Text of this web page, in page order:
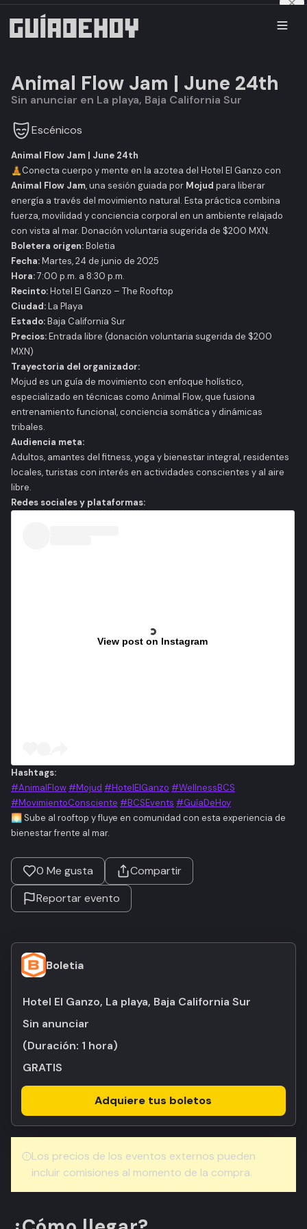
Animal Flow Jam | June 24th
Sin anunciar en La playa, Baja California Sur
Escénicos
Animal Flow Jam | June 24th
🧘‍Conecta cuerpo y mente en la azotea del Hotel El Ganzo con
Animal Flow Jam, una sesión guiada por Mojud para liberar
energía a través del movimiento natural. Esta práctica combina
fuerza, movilidad y conciencia corporal en un ambiente relajado
con vista al mar. Donación voluntaria sugerida de $200 MXN.
Boletera origen:Boletia
Fecha:Martes, 24 de junio de 2025
Hora:7:00 p.m. a 8:30 p.m.
Recinto:Hotel El Ganzo – The Rooftop
Ciudad:La Playa
Estado:Baja California Sur
Precios:Entrada libre (donación voluntaria sugerida de $200
MXN)
Trayectoria del organizador:
Mojud es un guía de movimiento con enfoque holístico,
especializado en técnicas como Animal Flow, que fusiona
entrenamiento funcional, conciencia somática y dinámicas
tribales.
Audiencia meta:
Adultos, amantes del fitness, yoga y bienestar integral, residentes
locales, turistas con interés en actividades conscientes y al aire
libre.
Redes sociales y plataformas:
View post on Instagram
Hashtags:
#AnimalFlow #Mojud #HotelElGanzo #WellnessBCS
#MovimientoConsciente #BCSEvents #GuíaDeHoy
🌅 Sube al rooftop y fluye en comunidad con esta experiencia de
bienestar frente al mar.
0 Me gusta
Compartir
Reportar evento
Boletia
Hotel El Ganzo, La playa, Baja California Sur
Sin anunciar
(Duración: 1 hora)
GRATIS
Adquiere tus boletos
Los precios de los eventos externos pueden
incluir comisiones al momento de la compra.